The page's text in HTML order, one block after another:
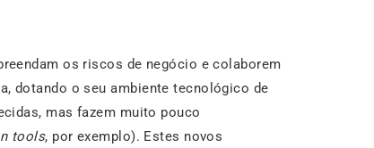
os riscos de negócio e colaborem
dotando o seu ambiente tecnológico de
mas fazem muito pouco
tools, por exemplo). Estes novos